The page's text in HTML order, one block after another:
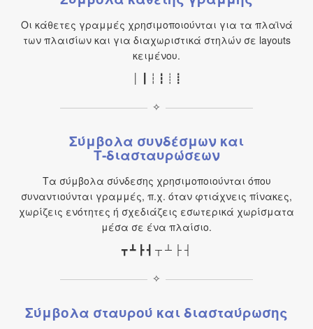
Οι κάθετες γραμμές χρησιμοποιούνται για τα πλαϊνά
των πλαισίων και για διαχωριστικά στηλών σε layouts
κειμένου.
│ ┃ ┆ ┇ ┊ ┋
✧
Σύμβολα συνδέσμων και
T‑διασταυρώσεων
Τα σύμβολα σύνδεσης χρησιμοποιούνται όπου
συναντιούνται γραμμές, π.χ. όταν φτιάχνεις πίνακες,
χωρίζεις ενότητες ή σχεδιάζεις εσωτερικά χωρίσματα
μέσα σε ένα πλαίσιο.
┳ ┻ ┣ ┫ ┬ ┴ ├ ┤
✧
Σύμβολα σταυρού και διασταύρωσης